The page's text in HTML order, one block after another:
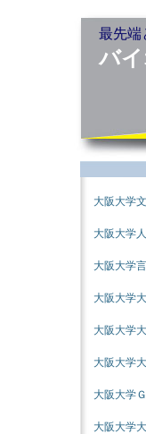
最先端
バ
大阪大学
大阪大学
大阪大学
大阪大学
大阪大学
大阪大学
大阪大学
大阪大学